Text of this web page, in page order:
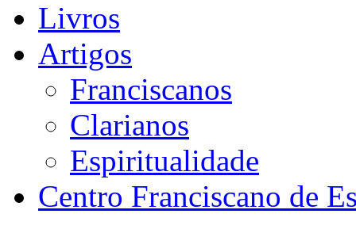
Livros
Artigos
Franciscanos
Clarianos
Espiritualidade
Centro Franciscano de